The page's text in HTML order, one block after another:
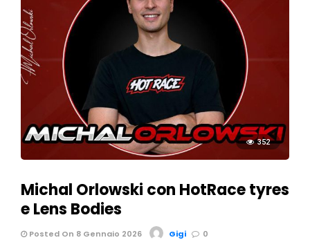
352
Michal Orlowski con HotRace tyres
e Lens Bodies
Posted On 8 Gennaio 2026 Gigi 0